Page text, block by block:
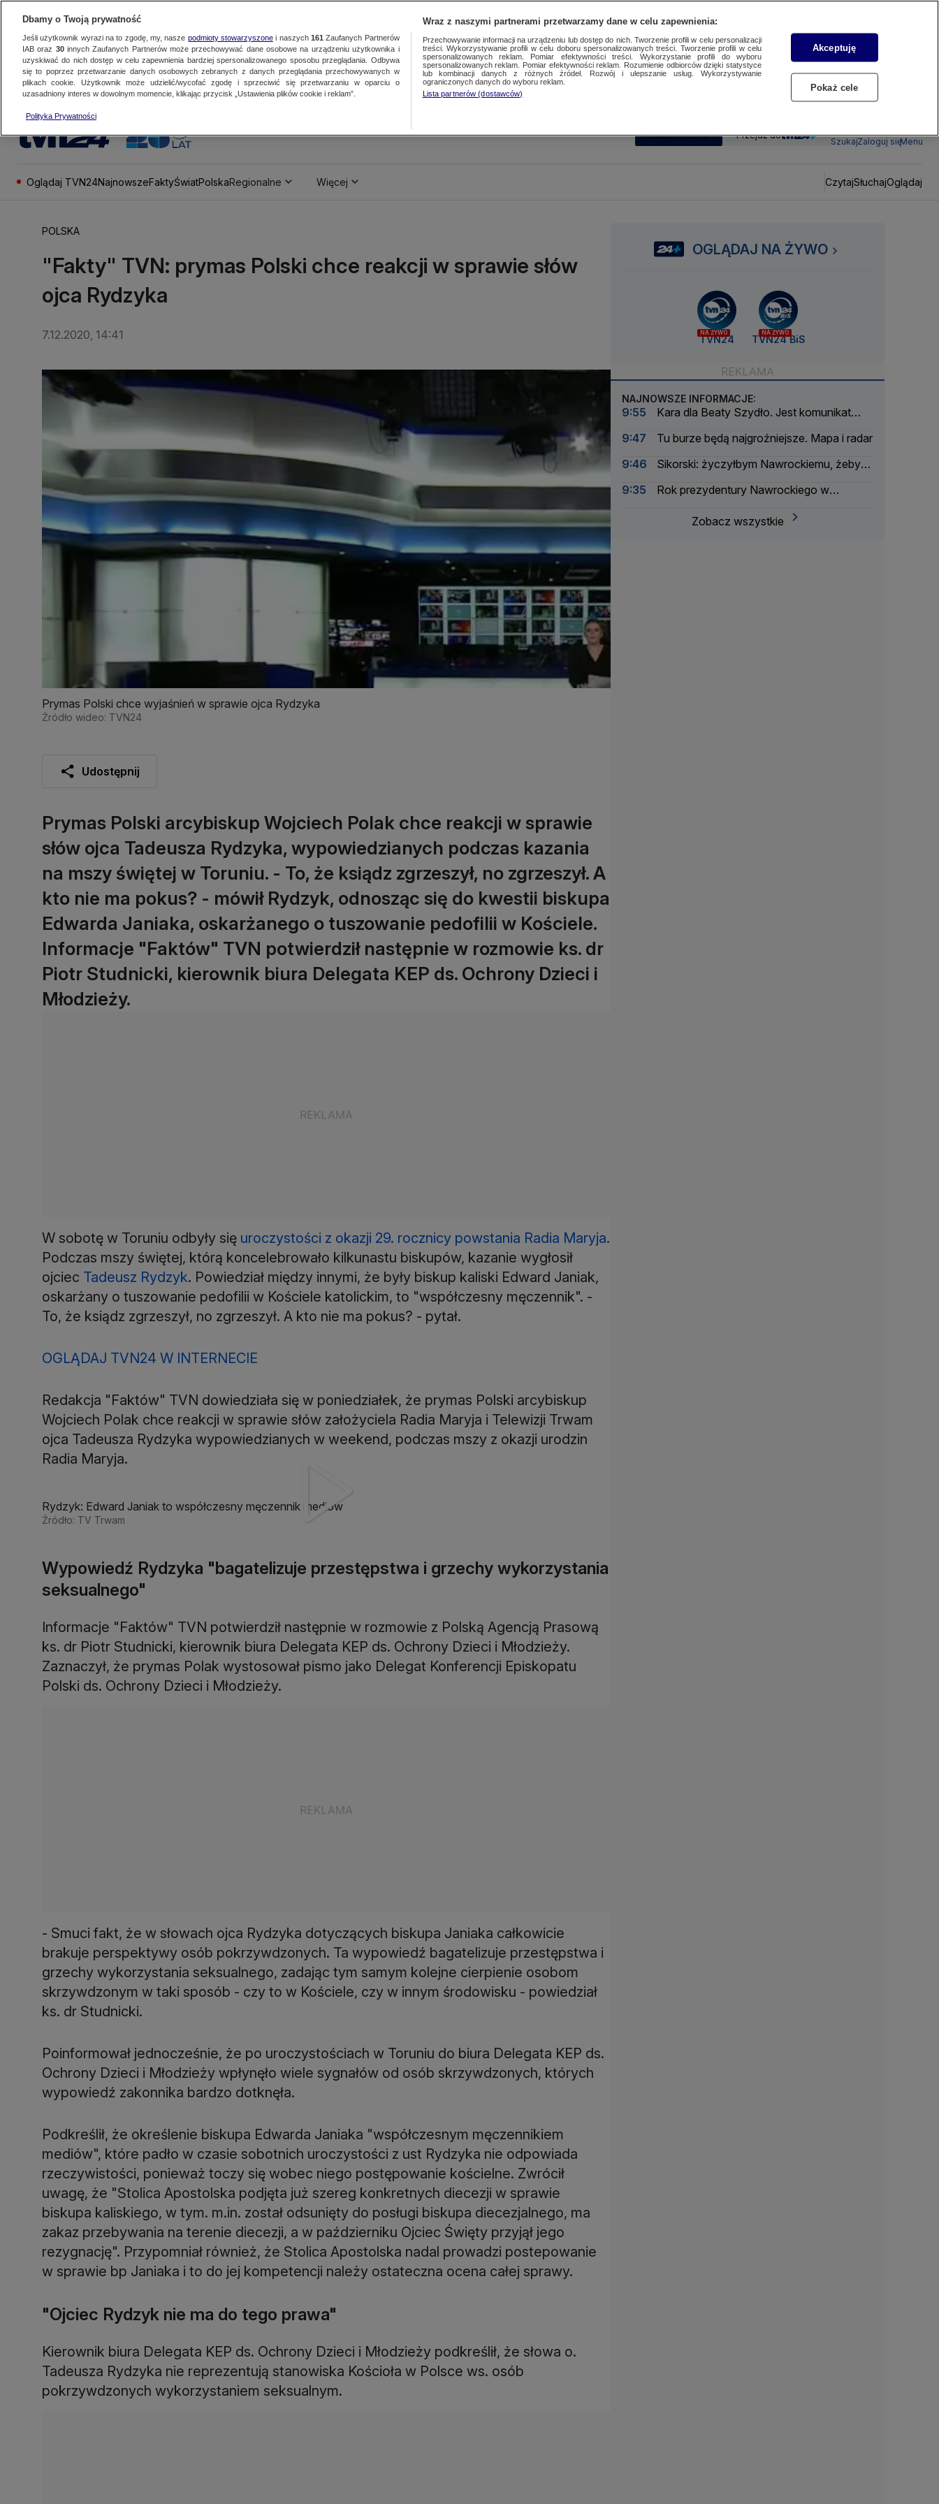
SUBSKRYBUJ Przejdź do
SzukajZaloguj sięMenu
Oglądaj TVN24NajnowszeFaktyŚwiatPolskaRegionalne Więcej CzytajSłuchajOglądaj
POLSKA
"Fakty" TVN: prymas Polski chce reakcji w sprawie słów
ojca Rydzyka
7.12.2020, 14:41
Prymas Polski chce wyjaśnień w sprawie ojca Rydzyka
Źródło wideo: TVN24
Udostępnij
Prymas Polski arcybiskup Wojciech Polak chce reakcji w sprawie
słów ojca Tadeusza Rydzyka, wypowiedzianych podczas kazania
na mszy świętej w Toruniu. - To, że ksiądz zgrzeszył, no zgrzeszył. A
kto nie ma pokus? - mówił Rydzyk, odnosząc się do kwestii biskupa
Edwarda Janiaka, oskarżanego o tuszowanie pedofilii w Kościele.
Informacje "Faktów" TVN potwierdził następnie w rozmowie ks. dr
Piotr Studnicki, kierownik biura Delegata KEP ds. Ochrony Dzieci i
Młodzieży.
W sobotę w Toruniu odbyły się uroczystości z okazji 29. rocznicy powstania Radia Maryja.
Podczas mszy świętej, którą koncelebrowało kilkunastu biskupów, kazanie wygłosił
ojciec Tadeusz Rydzyk. Powiedział między innymi, że były biskup kaliski Edward Janiak,
oskarżany o tuszowanie pedofilii w Kościele katolickim, to "współczesny męczennik". -
To, że ksiądz zgrzeszył, no zgrzeszył. A kto nie ma pokus? - pytał.
OGLĄDAJ TVN24 W INTERNECIE
Redakcja "Faktów" TVN dowiedziała się w poniedziałek, że prymas Polski arcybiskup
Wojciech Polak chce reakcji w sprawie słów założyciela Radia Maryja i Telewizji Trwam
ojca Tadeusza Rydzyka wypowiedzianych w weekend, podczas mszy z okazji urodzin
Radia Maryja.
Rydzyk: Edward Janiak to współczesny męczennik mediów
Źródło: TV Trwam
Wypowiedź Rydzyka "bagatelizuje przestępstwa i grzechy wykorzystania
seksualnego"
Informacje "Faktów" TVN potwierdził następnie w rozmowie z Polską Agencją Prasową
ks. dr Piotr Studnicki, kierownik biura Delegata KEP ds. Ochrony Dzieci i Młodzieży.
Zaznaczył, że prymas Polak wystosował pismo jako Delegat Konferencji Episkopatu
Polski ds. Ochrony Dzieci i Młodzieży.
- Smuci fakt, że w słowach ojca Rydzyka dotyczących biskupa Janiaka całkowicie
brakuje perspektywy osób pokrzywdzonych. Ta wypowiedź bagatelizuje przestępstwa i
grzechy wykorzystania seksualnego, zadając tym samym kolejne cierpienie osobom
skrzywdzonym w taki sposób - czy to w Kościele, czy w innym środowisku - powiedział
ks. dr Studnicki.
Poinformował jednocześnie, że po uroczystościach w Toruniu do biura Delegata KEP ds.
Ochrony Dzieci i Młodzieży wpłynęło wiele sygnałów od osób skrzywdzonych, których
wypowiedź zakonnika bardzo dotknęła.
Podkreślił, że określenie biskupa Edwarda Janiaka "współczesnym męczennikiem
mediów", które padło w czasie sobotnich uroczystości z ust Rydzyka nie odpowiada
rzeczywistości, ponieważ toczy się wobec niego postępowanie kościelne. Zwrócił
uwagę, że "Stolica Apostolska podjęta już szereg konkretnych diecezji w sprawie
biskupa kaliskiego, w tym. m.in. został odsunięty do posługi biskupa diecezjalnego, ma
zakaz przebywania na terenie diecezji, a w październiku Ojciec Święty przyjął jego
rezygnację". Przypomniał również, że Stolica Apostolska nadal prowadzi postepowanie
w sprawie bp Janiaka i to do jej kompetencji należy ostateczna ocena całej sprawy.
"Ojciec Rydzyk nie ma do tego prawa"
Kierownik biura Delegata KEP ds. Ochrony Dzieci i Młodzieży podkreślił, że słowa o.
Tadeusza Rydzyka nie reprezentują stanowiska Kościoła w Polsce ws. osób
pokrzywdzonych wykorzystaniem seksualnym.
OGLĄDAJ NA ŻYWO
NA ŻYWO
TVN24
NA ŻYWO
TVN24 BiS
NAJNOWSZE INFORMACJE:
9:55
Kara dla Beaty Szydło. Jest komunikat
9:47
Tu burze będą najgroźniejsze. Mapa i radar
9:46
Sikorski: życzyłbym Nawrockiemu, żeby
9:35
Rok prezydentury Nawrockiego w
Zobacz wszystkie
Dbamy o Twoją prywatność
Jeśli użytkownik wyrazi na to zgodę, my, nasze podmioty stowarzyszonei naszych 161 Zaufanych Partnerów
IAB oraz 30innych Zaufanych Partnerów może przechowywać dane osobowe na urządzeniu użytkownika i
uzyskiwać do nich dostęp w celu zapewnienia bardziej spersonalizowanego sposobu przeglądania. Odbywa
się to poprzez przetwarzanie danych osobowych zebranych z danych przeglądania przechowywanych w
plikach cookie. Użytkownik może udzielić/wycofać zgodę i sprzeciwić się przetwarzaniu w oparciu o
uzasadniony interes w dowolnym momencie, klikając przycisk „Ustawienia plików cookie i reklam”.
Polityka Prywatności
Wraz z naszymi partnerami przetwarzamy dane w celu zapewnienia:
Przechowywanie informacji na urządzeniu lub dostęp do nich. Tworzenie profili w celu personalizacji
treści. Wykorzystywanie profili w celu doboru spersonalizowanych treści. Tworzenie profili w celu
spersonalizowanych reklam. Pomiar efektywności treści. Wykorzystanie profili do wyboru
spersonalizowanych reklam. Pomiar efektywności reklam. Rozumienie odbiorców dzięki statystyce
lub kombinacji danych z różnych źródeł. Rozwój i ulepszanie usług. Wykorzystywanie
ograniczonych danych do wyboru reklam.
Lista partnerów (dostawców)
Akceptuję
Pokaż cele